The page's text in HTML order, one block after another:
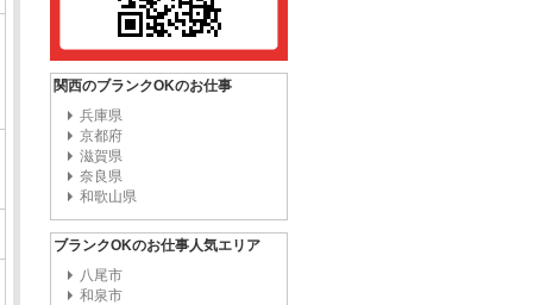
関西のブランクOKのお仕事
兵庫県
京都府
滋賀県
奈良県
和歌山県
ブランクOKのお仕事人気エリア
八尾市
和泉市